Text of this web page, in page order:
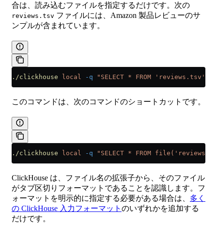
合は、読み込むファイルを指定するだけです。次の
reviews.tsv ファイルには、Amazon 製品レビューのサ
ンプルが含まれています。
./clickhouse local -q "SELECT * FROM 'reviews.tsv'"
このコマンドは、次のコマンドのショートカットです。
./clickhouse local -q "SELECT * FROM
ClickHouse は、ファイル名の拡張子から、そのファイル
がタブ区切りフォーマットであることを認識します。フ
ォーマットを明示的に指定する必要がある場合は、 多く
の ClickHouse 入力フォーマット のいずれかを追加する
だけです。